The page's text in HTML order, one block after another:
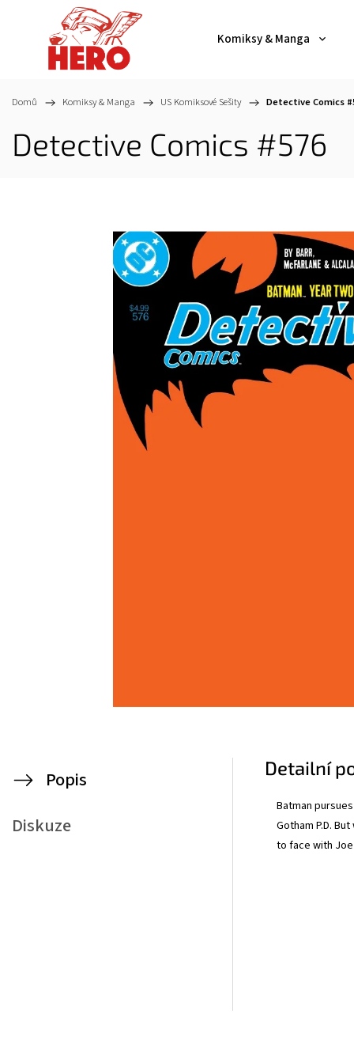
Komiksy & Manga
Domů / Komiksy & Manga / US Komiksové Sešity / Detective Comics
Detective Comics #576
Popis
Diskuze
Detailní
Batman
Gotham P.D.
to face with